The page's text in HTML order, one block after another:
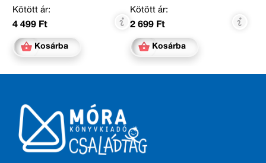
Kötött ár:
4 499 Ft
Kosárba
Kötött ár:
2 699 Ft
Kosárba